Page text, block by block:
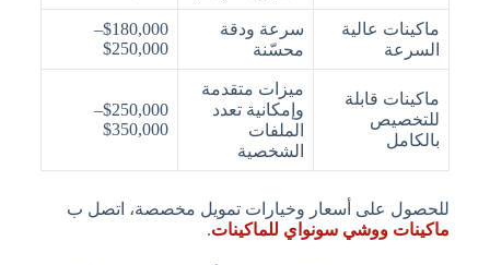
ماكينات عالية
السرعة
سرعة ودقة
محسّنة
$180,000–
$250,000
ماكينات قابلة
للتخصيص
بالكامل
ميزات متقدمة
وإمكانية تعدد
الملفات
الشخصية
$250,000–
$350,000
للحصول على أسعار وخيارات تمويل مخصصة، اتصل ب
ماكينات ووشي سونواي للماكينات.